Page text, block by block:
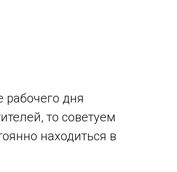
дня
то советуем
находиться в